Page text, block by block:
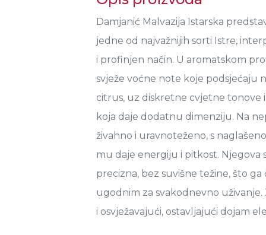
Damjanić Malvazija Istarska
jedne od najvažnijih sorti Istre,
i profinjen način. U aromatskom
svježe voćne note koje podsjećaju
citrus, uz diskretne cvjetne tonove
koja daje dodatnu dimenziju. Na
živahno i uravnoteženo, s
mu daje energiju i pitkost. Njegova
precizna, bez suvišne težine, što ga
ugodnim za svakodnevno
i osvježavajući, ostavljajući dojam